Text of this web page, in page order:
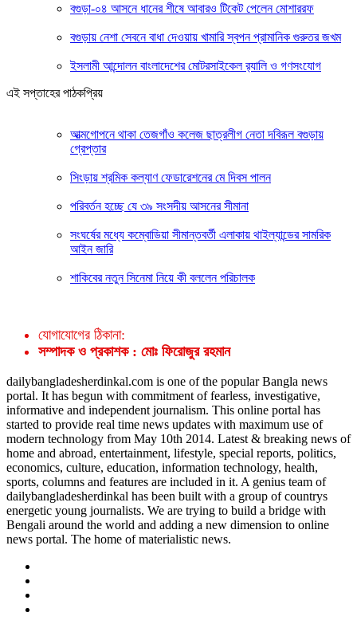
বগুড়া-০৪ আসনে ধানের শীষে আবারও টিকেট পেলেন মোশাররফ
বগুড়ায় নেশা সেবনে বাধা দেওয়ায় খামারি স্বপন প্রামানিক গুরুতর জখম
ইসলামী আন্দোলন বাংলাদেশের মোটরসাইকেল র‍্যালি ও গণসংযোগ
এই সপ্তাহের পাঠকপ্রিয়
আত্মগোপনে থাকা তেজগাঁও কলেজ ছাত্রলীগ নেতা দবিরূল বগুড়ায়
গ্রেপ্তার
সিংড়ায় শ্রমিক কল্যাণ ফেডারেশনের মে দিবস পালন
পরিবর্তন হচ্ছে যে ৩৯ সংসদীয় আসনের সীমানা
সংঘর্ষের মধ্যে কম্বোডিয়া সীমান্তবর্তী এলাকায় থাইল্যান্ডের সামরিক
আইন জারি
শাকিবের নতুন সিনেমা নিয়ে কী বললেন পরিচালক
যোগাযোগের ঠিকানা:
সম্পাদক ও প্রকাশক : মোঃ ফিরোজুর রহমান
dailybangladesherdinkal.com is one of the popular Bangla news
portal. It has begun with commitment of fearless, investigative,
informative and independent journalism. This online portal has
started to provide real time news updates with maximum use of
modern technology from May 10th 2014. Latest & breaking news of
home and abroad, entertainment, lifestyle, special reports, politics,
economics, culture, education, information technology, health,
sports, columns and features are included in it. A genius team of
dailybangladesherdinkal has been built with a group of countrys
energetic young journalists. We are trying to build a bridge with
Bengali around the world and adding a new dimension to online
news portal. The home of materialistic news.